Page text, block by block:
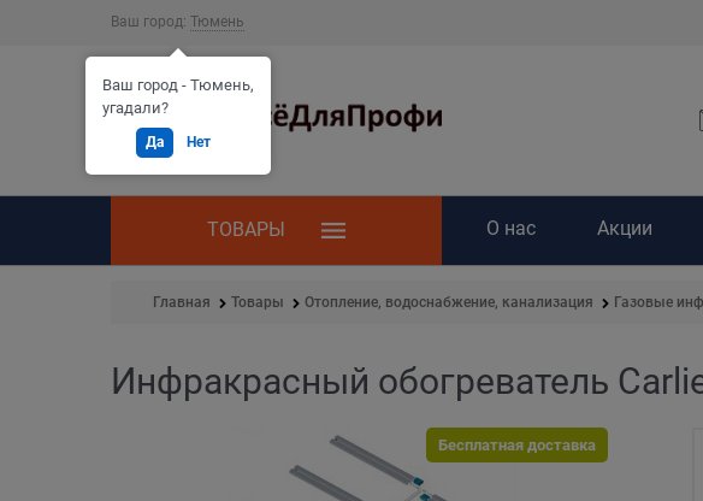
Ваш город: Тюмень
ТОВАРЫ О нас Акции
Главная Товары Отопление, водоснабжение, канализация Газовые
Инфракрасный обогреватель
Бесплатная доставка
Ваш город - Тюмень,
угадали?
Да Нет